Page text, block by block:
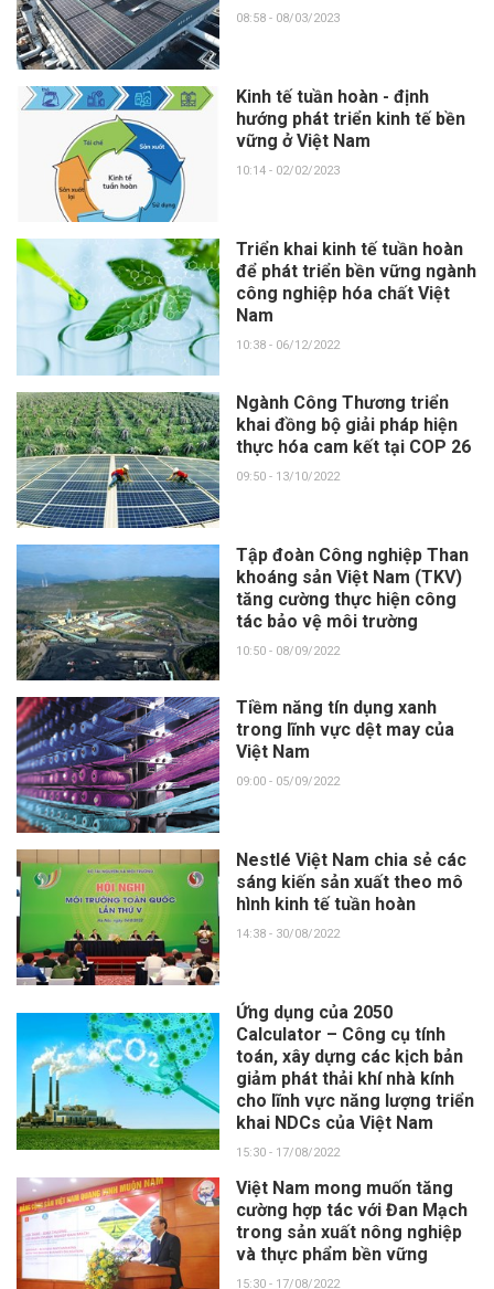
08:58 - 08/03/2023
Kinh tế tuần hoàn - định
hướng phát triển kinh tế bền
vững ở Việt Nam
10:14 - 02/02/2023
Triển khai kinh tế tuần hoàn
để phát triển bền vững ngành
công nghiệp hóa chất Việt
Nam
10:38 - 06/12/2022
Ngành Công Thương triển
khai đồng bộ giải pháp hiện
thực hóa cam kết tại COP 26
09:50 - 13/10/2022
Tập đoàn Công nghiệp Than
khoáng sản Việt Nam (TKV)
tăng cường thực hiện công
tác bảo vệ môi trường
10:50 - 08/09/2022
Tiềm năng tín dụng xanh
trong lĩnh vực dệt may của
Việt Nam
09:00 - 05/09/2022
Nestlé Việt Nam chia sẻ các
sáng kiến sản xuất theo mô
hình kinh tế tuần hoàn
14:38 - 30/08/2022
Ứng dụng của 2050
Calculator – Công cụ tính
toán, xây dựng các kịch bản
giảm phát thải khí nhà kính
cho lĩnh vực năng lượng triển
khai NDCs của Việt Nam
15:30 - 17/08/2022
Việt Nam mong muốn tăng
cường hợp tác với Đan Mạch
trong sản xuất nông nghiệp
và thực phẩm bền vững
15:30 - 17/08/2022